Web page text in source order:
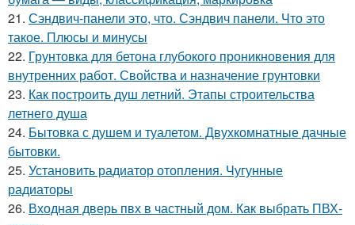
21. Сэндвич-панели это, что. Сэндвич панели. Что это
такое. Плюсы и минусы
22. Грунтовка для бетона глубокого проникновения для
внутренних работ. Свойства и назначение грунтовки
23. Как построить душ летний. Этапы строительства
летнего душа
24. Бытовка с душем и туалетом. Двухкомнатные дачные
бытовки.
25. Установить радиатор отопления. Чугунные
радиаторы
26. Входная дверь пвх в частный дом. Как выбрать ПВХ-